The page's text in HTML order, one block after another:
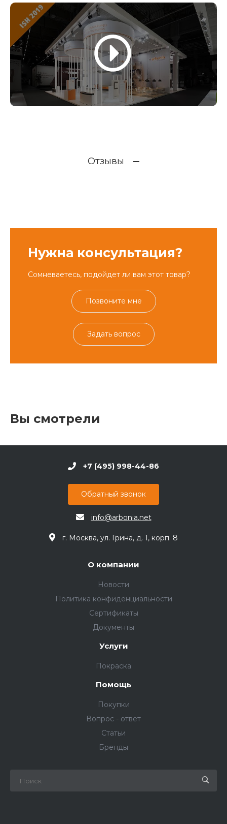
Отзывы
Нужна консультация?
Сомневаетесь, подойдет ли вам этот товар?
Позвоните мне
Задать вопрос
Вы смотрели
+7 (495) 998-44-86
Обратный звонок
info@arbonia.net
г. Москва, ул. Грина, д. 1, корп. 8
О компании
Новости
Политика конфиденциальности
Сертификаты
Документы
Услуги
Покраска
Помощь
Покупки
Вопрос - ответ
Статьи
Бренды